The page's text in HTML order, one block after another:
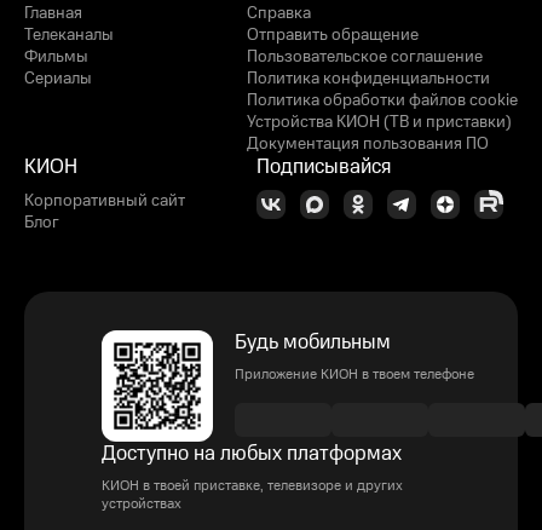
Главная
Телеканалы
Фильмы
Сериалы
Справка
Отправить обращение
Пользовательское соглашение
Политика конфиденциальности
Политика обработки файлов cookie
Устройства КИОН (ТВ и приставки)
Документация пользования ПО
КИОН
Корпоративный сайт
Блог
Подписывайся
Будь мобильным
Приложение КИОН в твоем телефоне
Доступно на любых платформах
КИОН в твоей приставке, телевизоре и других
устройствах